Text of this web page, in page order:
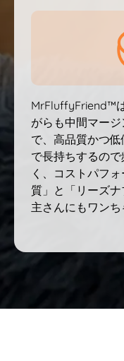
MrFluffyFriend™
がらも中間マー
で、高品質かつ
で長持ちするの
く、コストパフ
質」と「リーズ
主さんにもワンち